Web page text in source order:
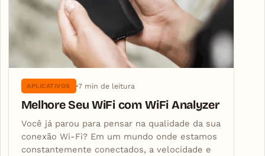
APLICATIVOS 7 min de leitura
Melhore Seu WiFi com WiFi Analyzer
Você já parou para pensar na qualidade da sua
conexão Wi-Fi? Em um mundo onde estamos
constantemente conectados, a velocidade e